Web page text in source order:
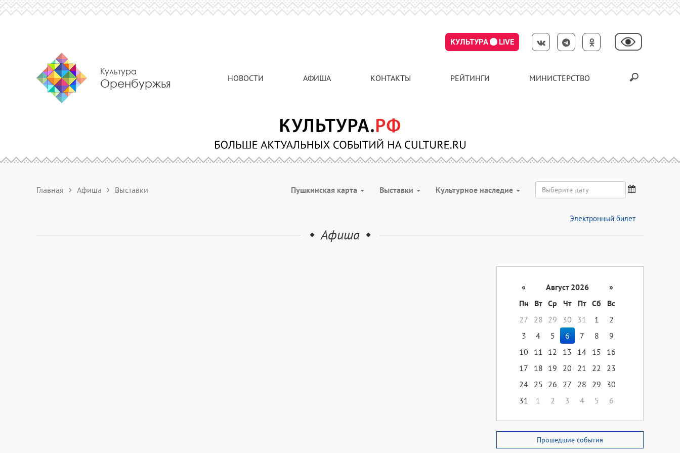
КУЛЬТУРА LIVE
Культура
Оренбуржья НОВОСТИ АФИША КОНТАКТЫ РЕЙТИНГИ МИНИСТЕРСТВО
Главная Афиша Выставки Пушкинская карта Выставки Культурное наследие
Электронный билет
Афиша
« Август 2026
»
Пн
Вт Ср Чт Пт Сб
Вс
27
28 29 30 31 1
2
3
4 5 6 7 8
9
10
11 12 13 14 15
16
17
18 19 20 21 22
23
24 25 26 27 28 29
30
31
1 2 3 4 5 6
Прошедшие события